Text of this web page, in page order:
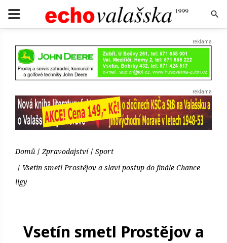
Domů Zpravodajství
Sport
Vsetín smetl Prostějov a slaví postup do finále Chance
ligy
Vsetín smetl Prostějov a